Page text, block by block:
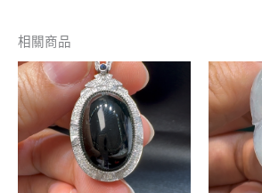
相關商品